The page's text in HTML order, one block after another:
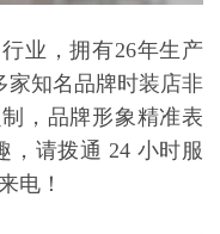
业，拥有26年生产
家知名品牌时装店非
，品牌形象精准表
，请拨通 24 小时服
电！